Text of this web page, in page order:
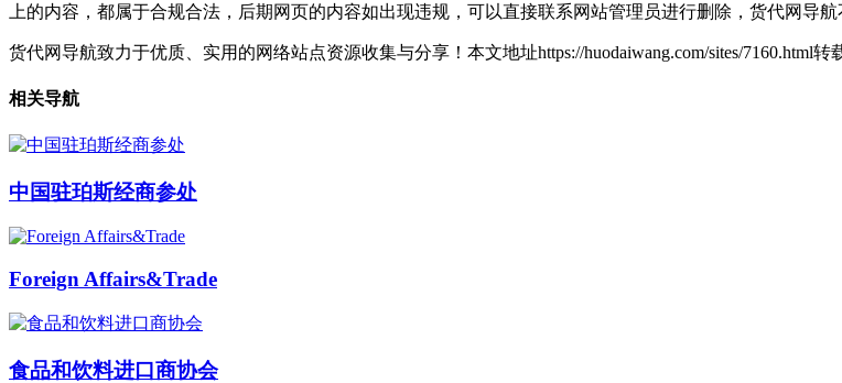
上的内容，都属于合规合法，后期网页的内容如出现违规，可以直接联系网站管理员进行删除，货代网导航
货代网导航致力于优质、实用的网络站点资源收集与分享！ 本文地址https://huodaiwang.com/sites/7160.html转
相关导航
中国驻珀斯经商参处
Foreign Affairs&Trade
食品和饮料进口商协会